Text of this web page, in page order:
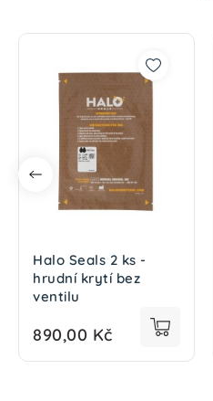
Halo Seals 2 ks -
hrudní krytí bez
ventilu
890,00 Kč